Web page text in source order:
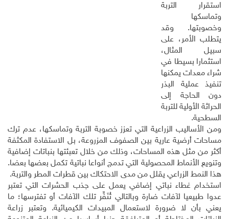
استقرار التربة
وتماسكها
وخصوبتها. وقد
يتطلب الأمر، على
سبيل المثال،
استثمارا بسيطا في
شراء معدات يمكنها
تنفيذ عملية البذر
دون الحاجة إلى
الحراثة الأولية للتربة
السطحية.
ومن الأساليب الزراعية التي تعزز خصوبة التربة وتماسكها، عدم ترك
مساحات أرضية عارية بين الصفوف المزروعة، بل الاستفادة المكثفة
أكثر من مثل هذه المساحات، وذلك من خلال تعبئتها بنباتات إضافية
وتنويع الأنماط المحصولية التي تدمج أنواعا نباتية تكمل بعضها بعضا.
هذا النمط الزراعي يقلل من مدى الاحتكاك بين قطرات المطر والتربة.
استخدام غطاء نباتي إضافي يعمل على جذب الحشرات التي تعتبر
عدوا طبيعيا لآفات ضارة وبالتالي تُنَفِّر تلك الآفات أو تفترسها؛ ما
يعني بأن لا ضرورة لاستعمال المبيدات الكيميائية. وتعتبر زراعة